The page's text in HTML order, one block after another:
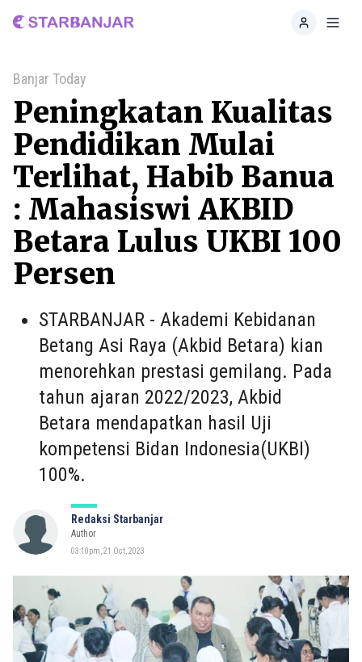
Home
Banjar Today
Peningkatan Kualitas
Pendidikan Mulai
Terlihat, Habib Banua
: Mahasiswi AKBID
Betara Lulus UKBI 100
Persen
STARBANJAR - Akademi Kebidanan
Betang Asi Raya (Akbid Betara) kian
menorehkan prestasi gemilang. Pada
tahun ajaran 2022/2023, Akbid
Betara mendapatkan hasil Uji
kompetensi Bidan Indonesia(UKBI)
100%.
Redaksi Starbanjar
Author
03:10pm, 21 Oct, 2023